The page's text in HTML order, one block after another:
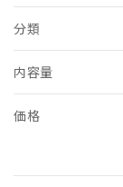
分類
内容量
価格